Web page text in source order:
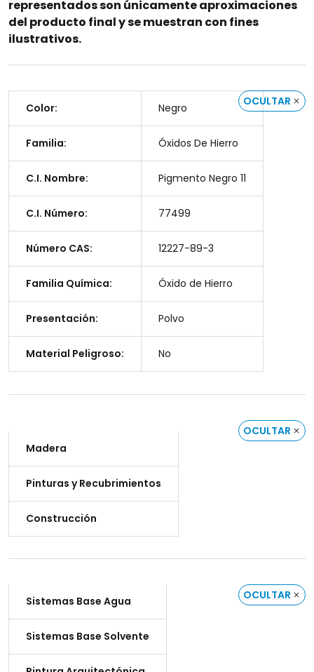
representados son únicamente aproximaciones
del producto final y se muestran con fines
ilustrativos.
OCULTAR
Color: Negro
Familia: Óxidos De Hierro
C.I. Nombre: Pigmento Negro 11
C.I. Número: 77499
Número CAS: 12227-89-3
Familia Química: Óxido de Hierro
Presentación: Polvo
Material Peligroso: No
OCULTAR
Madera
Pinturas y Recubrimientos
Construcción
OCULTAR
Sistemas Base Agua
Sistemas Base Solvente